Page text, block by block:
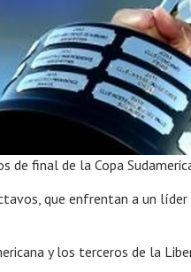
final de la Copa
que enfrentan a un
y los terceros de la